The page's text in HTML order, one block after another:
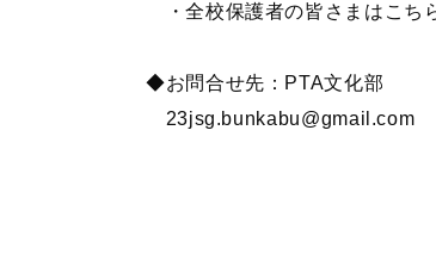
・全校保護者の皆さまはこち
◆お問合せ先：PTA文化部
23jsg.bunkabu@gmail.com